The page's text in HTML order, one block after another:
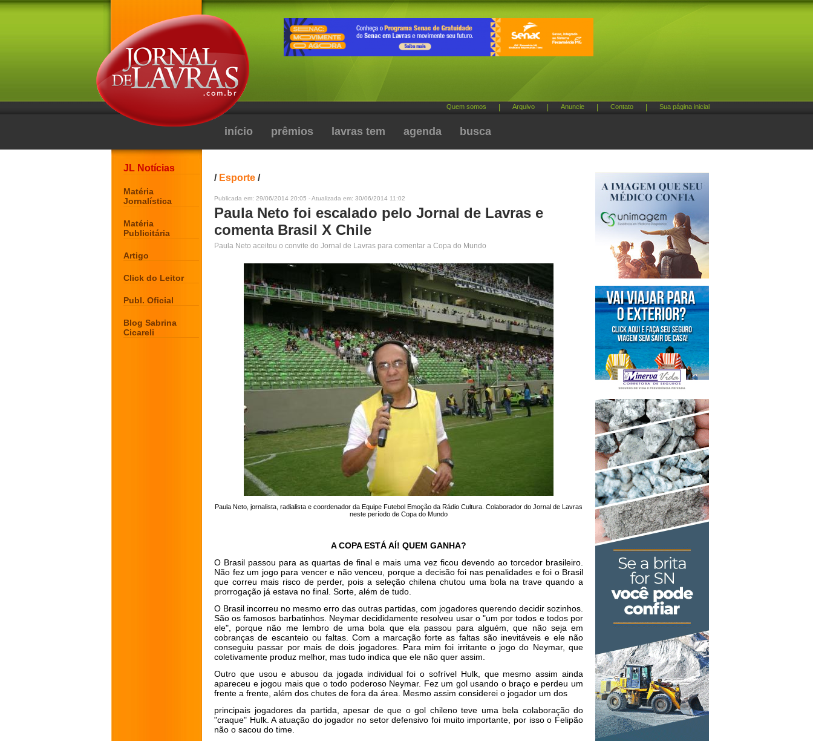
Quem somos Arquivo Anuncie Contato Sua página inicial
início prêmios lavras tem agenda busca
JL Notícias
Matéria
Jornalística
Matéria
Publicitária
Artigo
Click do Leitor
Publ. Oficial
Blog Sabrina
Cicareli
/ Esporte /
Publicada em: 29/06/2014 20:05 - Atualizada em: 30/06/2014 11:02
Paula Neto foi escalado pelo Jornal de Lavras e
comenta Brasil X Chile
Paula Neto aceitou o convite do Jornal de Lavras para comentar a Copa do Mundo
Paula Neto, jornalista, radialista e coordenador da Equipe Futebol Emoção da Rádio Cultura. Colaborador do Jornal de Lavras
neste período de Copa do Mundo
A COPA ESTÁ AÍ! QUEM GANHA?
O Brasil passou para as quartas de final e mais uma vez ficou devendo ao torcedor brasileiro.
Não fez um jogo para vencer e não venceu, porque a decisão foi nas penalidades e foi o Brasil
que correu mais risco de perder, pois a seleção chilena chutou uma bola na trave quando a
prorrogação já estava no final. Sorte, além de tudo.
O Brasil incorreu no mesmo erro das outras partidas, com jogadores querendo decidir sozinhos.
São os famosos barbatinhos. Neymar decididamente resolveu usar o "um por todos e todos por
ele", porque não me lembro de uma bola que ela passou para alguém, que não seja em
cobranças de escanteio ou faltas. Com a marcação forte as faltas são inevitáveis e ele não
conseguiu passar por mais de dois jogadores. Para mim foi irritante o jogo do Neymar, que
coletivamente produz melhor, mas tudo indica que ele não quer assim.
Outro que usou e abusou da jogada individual foi o sofrível Hulk, que mesmo assim ainda
apareceu e jogou mais que o todo poderoso Neymar. Fez um gol usando o braço e perdeu um
frente a frente, além dos chutes de fora da área. Mesmo assim considerei o jogador um dos
principais jogadores da partida, apesar de que o gol chileno teve uma bela colaboração do
"craque" Hulk. A atuação do jogador no setor defensivo foi muito importante, por isso o Felipão
não o sacou do time.